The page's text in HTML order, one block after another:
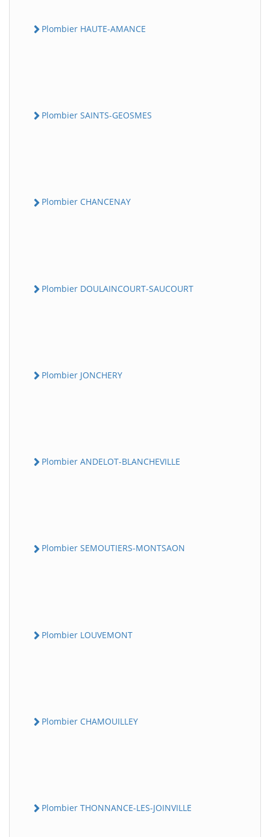
Plombier HAUTE-AMANCE
Plombier SAINTS-GEOSMES
Plombier CHANCENAY
Plombier DOULAINCOURT-SAUCOURT
Plombier JONCHERY
Plombier ANDELOT-BLANCHEVILLE
Plombier SEMOUTIERS-MONTSAON
Plombier LOUVEMONT
Plombier CHAMOUILLEY
Plombier THONNANCE-LES-JOINVILLE